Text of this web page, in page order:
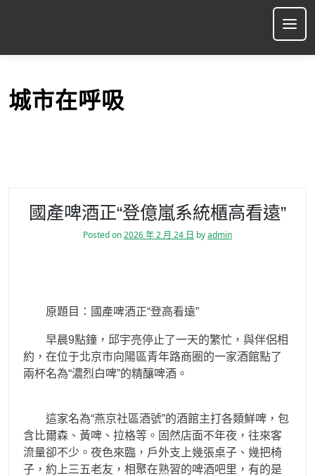
p
城市在呼吸
國產啤酒正“登億嵐系統櫃高看遠”
Posted on2026 年 2 月 24 日 byadmin
原題目：國產啤酒正“登高看遠”
早晨9點鐘，邱宇亮停止了一天的繁忙，與伴侶相
約，在位于北京市向陽區青年路商圈的一家酒館點了
兩杯名為“濃烈白啤”的精釀啤酒。
這家名為“燕京社區酒號”的酒館主打各類鮮啤，包
含比爾森、黃啤、拉格等。固然店面不年夜，往來客
流量卻不少。夜色來臨，戶外支上幾張桌子、幾把椅
子，約上三五老友，相聚在熟習的啤酒吧里，有的是